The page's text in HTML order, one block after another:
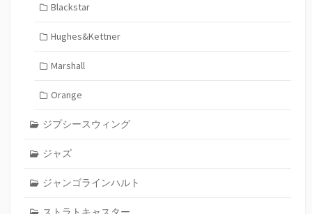
Blackstar
Hughes&Kettner
Marshall
Orange
ジプシースウィング
ジャズ
ジャンゴラインハルト